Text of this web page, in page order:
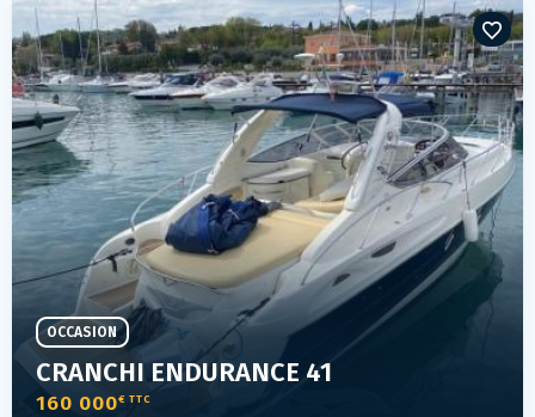
CRANCHI ENDURANCE 41
160 000€ TTC
OCCASION